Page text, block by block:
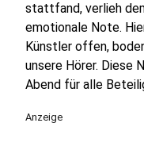
stattfand, verlieh
emotionale Note.
Künstler offen,
unsere Hörer. Diese
Abend für alle
Anzeige